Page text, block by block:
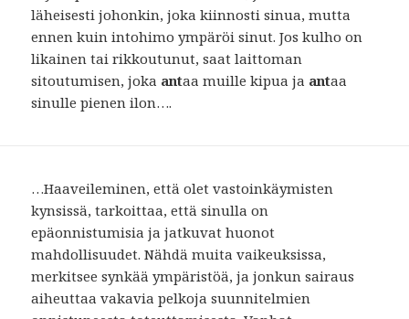
läheisesti johonkin, joka kiinnosti sinua, mutta
ennen kuin intohimo ympäröi sinut. Jos kulho on
likainen tai rikkoutunut, saat laittoman
sitoutumisen, joka antaa muille kipua ja antaa
sinulle pienen ilon….
…Haaveileminen, että olet vastoinkäymisten
kynsissä, tarkoittaa, että sinulla on
epäonnistumisia ja jatkuvat huonot
mahdollisuudet. Nähdä muita vaikeuksissa,
merkitsee synkää ympäristöä, ja jonkun sairaus
aiheuttaa vakavia pelkoja suunnitelmien